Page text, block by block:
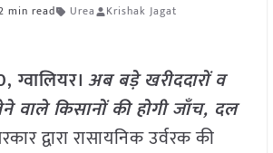
min read Urea Krishak Jagat
अब बड़े खरीददारों व
वाले किसानों की होगी जाँच, दल
द्वारा रासायनिक उर्वरक की